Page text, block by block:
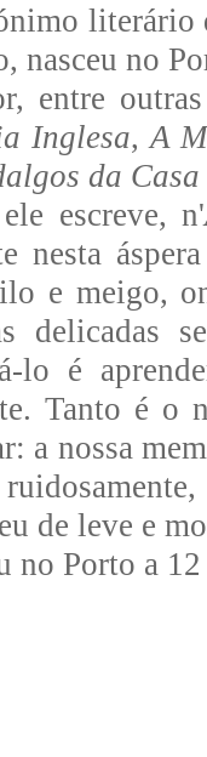
literário
nasceu no
entre
Inglesa, A
da
escreve, n'
nesta
e meigo,
delicadas
lo é
Tanto é o
a nossa
de leve e
no Porto a